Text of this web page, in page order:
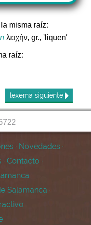
misma raíz:
λειχήν, gr., 'liquen'
raíz:
lexema siguiente
· Novedades ·
· Contacto ·
·
Salamanca ·